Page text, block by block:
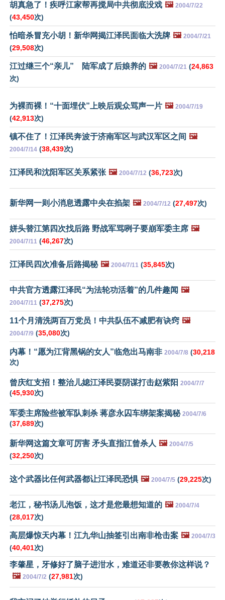
胡真急了！疾呼江家帮再搅局中共彻底没戏 🖼️ 2004/7/22
(43,450次)
怕暗杀冒充小胡！新华网揭江泽民面临大洗牌 🖼️ 2004/7/21
(29,508次)
江过继三个“亲儿” 陆军成了后娘养的 🖼️ 2004/7/21 (24,863
次)
为裸而裸！“十面埋伏”上映后观众骂声一片 🖼️ 2004/7/19
(42,913次)
镇不住了！江泽民奔波于济南军区与武汉军区之间 🖼️
2004/7/14 (38,439次)
江泽民和沈阳军区关系紧张 🖼️ 2004/7/12 (36,723次)
新华网一则小消息透露中央在掐架 🖼️ 2004/7/12 (27,497次)
姘头替江第四次找后路 野战军骂咧子要崩军委主席 🖼️
2004/7/11 (46,267次)
江泽民四次准备后路揭秘 🖼️ 2004/7/11 (35,845次)
中共官方透露江泽民“为法轮功活着”的几件趣闻 🖼️
2004/7/11 (37,275次)
11个月清洗两百万党员！中共队伍不减肥有诀窍 🖼️
2004/7/9 (35,080次)
内幕！“愿为江背黑锅的女人”临危出马南非 2004/7/8 (30,218
次)
曾庆红支招！整治儿媳江泽民耍阴谋打击赵紫阳 2004/7/7
(45,930次)
军委主席险些被军队刺杀 蒋彦永囚车绑架案揭秘 2004/7/6
(37,689次)
新华网这篇文章可厉害 矛头直指江曾杀人 🖼️ 2004/7/5
(32,250次)
这个武器比任何武器都让江泽民恐惧 🖼️ 2004/7/5 (29,225次)
老江，秘书汤儿泡饭，这才是您最想知道的 🖼️ 2004/7/4
(28,017次)
高层爆惊天内幕！江九华山抽签引出南非枪击案 🖼️ 2004/7/3
(40,401次)
李肇星，牙修好了脑子进泔水，难道还非要教你这样说？
🖼️ 2004/7/2 (27,981次)